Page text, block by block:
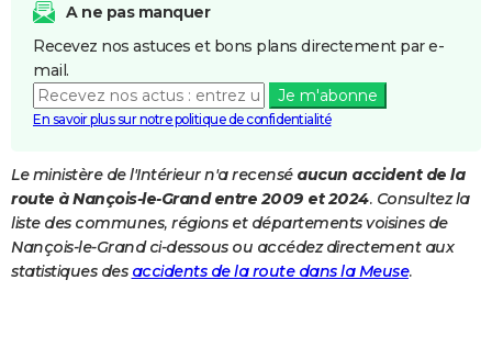
Destinations
City break
Voyage nature
Voyage de noces
Forum
Climat
PHOTO
GUIDES D'ACHAT
BONS PLANS
Carte de Noël
Carte Bonne année
Carte Saint-Valentin
Carte Pâques
Carte d'anniversaire
DICTIONNAIRE
Dictionnaire
Biographies
Citations
Expressions
Proverbes
PROGRAMME TV
A ne pas manquer
Recevez nos astuces et bons plans directement par e-
mail.
Je m'abonne
En savoir plus sur notre politique de confidentialité
Le ministère de l'Intérieur n'a recensé aucun accident de la
route à Nançois-le-Grand entre 2009 et 2024. Consultez la
liste des communes, régions et départements voisines de
Nançois-le-Grand ci-dessous ou accédez directement aux
statistiques des accidents de la route dans la Meuse.